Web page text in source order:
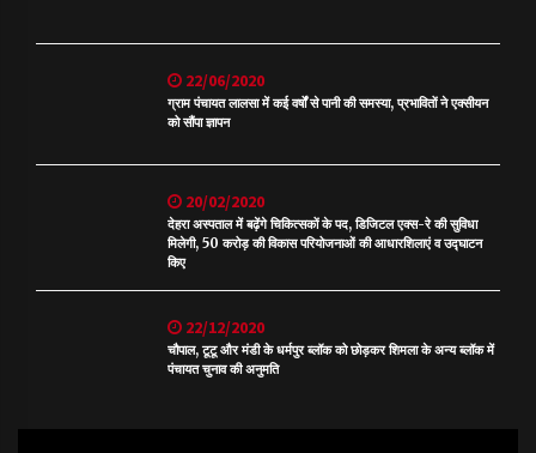
22/06/2020
ग्राम पंचायत लालसा में कई वर्षों से पानी की समस्या, प्रभावितों ने एक्सीयन
को सौंपा ज्ञापन
20/02/2020
देहरा अस्पताल में बढ़ेंगे चिकित्सकों के पद, डिजिटल एक्स-रे की सुविधा
मिलेगी, 50 करोड़ की विकास परियोजनाओं की आधारशिलाएं व उद्घाटन
किए
22/12/2020
चौपाल, टूटू और मंडी के धर्मपुर ब्लॉक को छोड़कर शिमला के अन्य ब्लॉक में
पंचायत चुनाव की अनुमति